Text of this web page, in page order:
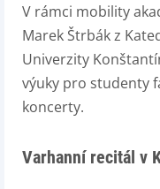
V rámci mobility
Marek Štrbák z
Univerzity
výuky pro studenty
koncerty.
Varhanní recitál v